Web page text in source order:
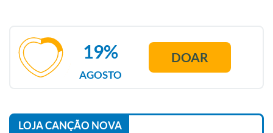
AGOSTO
19% DOAR
LOJA CANÇÃO NOVA